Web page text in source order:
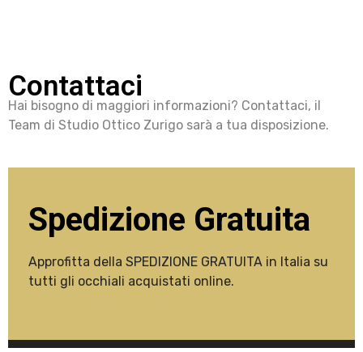
Contattaci
Hai bisogno di maggiori informazioni? Contattaci, il
Team di Studio Ottico Zurigo sarà a tua disposizione.
Spedizione Gratuita
Approfitta della SPEDIZIONE GRATUITA in Italia su
tutti gli occhiali acquistati online.